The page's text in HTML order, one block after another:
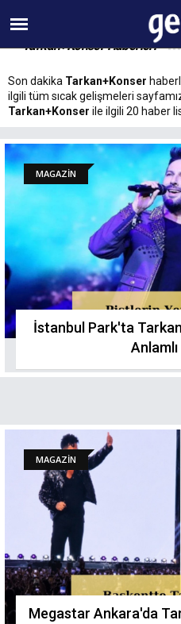
06 AĞUSTOS
Tarkan+Konser Haberleri
Son dakika Tarkan+Konser
ilgili tüm sıcak gelişmeleri
Tarkan+Konser ile ilgili 20 haber
MAGAZİN
İstanbul Park'ta
MAGAZİN
Megastar Ankara'da